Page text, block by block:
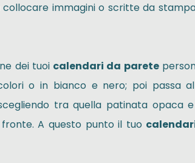
collocare immagini o scritte da
dei tuoi calendari da parete
o in bianco e nero; poi passa
tra quella patinata opaca
A questo punto il tuo